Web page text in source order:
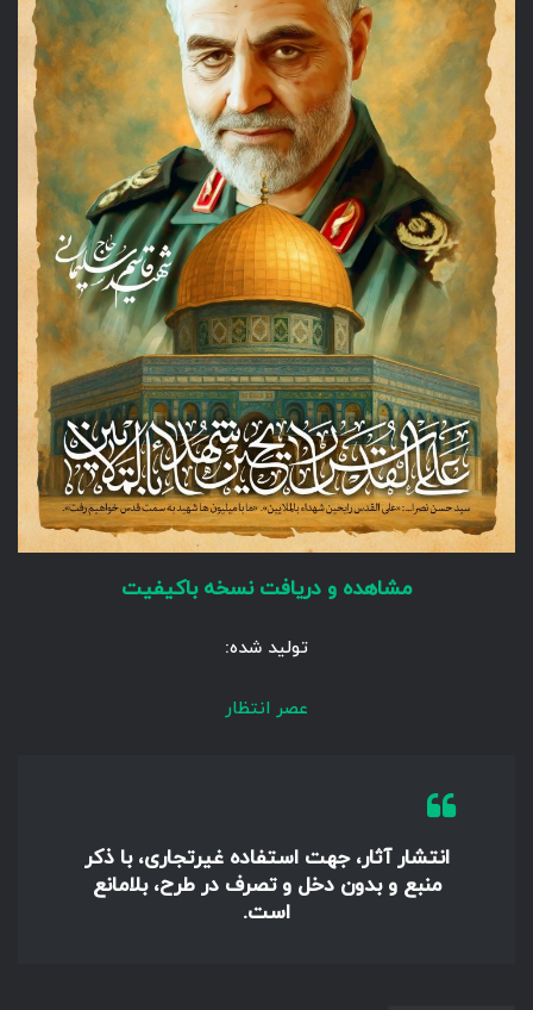
مشاهده و دریافت نسخه باکیفیت
تولید شده:
عصر انتظار
انتشار آثار، جهت استفاده غیرتجاری، با ذکر
منبع و بدون دخل و تصرف در طرح، بلامانع
است.